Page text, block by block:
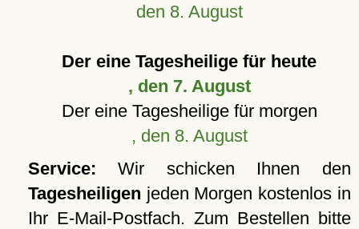
den 8. August
Der eine Tagesheilige für heute
, den 7. August
Der eine Tagesheilige für morgen
, den 8. August
Service: Wir schicken Ihnen den
Tagesheiligen jeden Morgen kostenlos in
Ihr E-Mail-Postfach. Zum Bestellen bitte